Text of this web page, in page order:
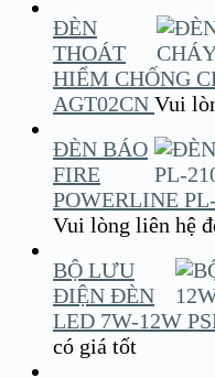
ĐÈN
THOÁT
HIỂM CHỐNG
AGT02CN Vui
ĐÈN BÁO
FIRE
POWERLINE
Vui lòng liên hệ
BỘ LƯU
ĐIỆN ĐÈN
LED 7W-12W
có giá tốt